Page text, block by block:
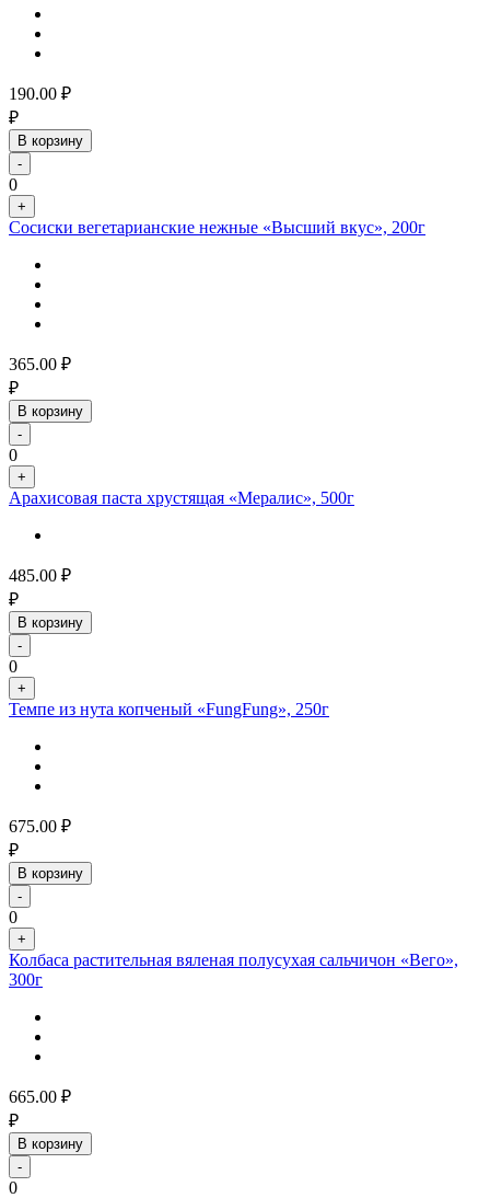
190.00 ₽
₽
В корзину
-
0
+
Сосиски вегетарианские нежные «Высший вкус», 200г
365.00 ₽
₽
В корзину
-
0
+
Арахисовая паста хрустящая «Мералис», 500г
485.00 ₽
₽
В корзину
-
0
+
Темпе из нута копченый «FungFung», 250г
675.00 ₽
₽
В корзину
-
0
+
Колбаса растительная вяленая полусухая сальчичон «Вего»,
300г
665.00 ₽
₽
В корзину
-
0